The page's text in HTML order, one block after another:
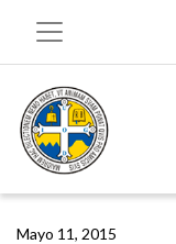
Mayo 11, 2015